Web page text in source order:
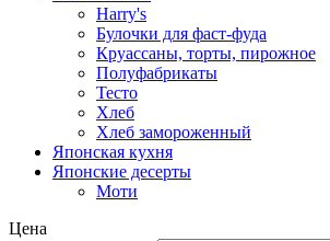
Harry's
Булочки для фаст-фуда
Круассаны, торты, пирожное
Полуфабрикаты
Тесто
Хлеб
Хлеб замороженный
Японская кухня
Японские десерты
Моти
Цена